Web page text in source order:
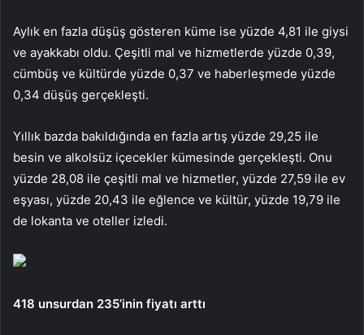
Aylık en fazla düşüş gösteren küme ise yüzde 4,81 ile giysi
ve ayakkabı oldu. Çeşitli mal ve hizmetlerde yüzde 0,39,
cümbüş ve kültürde yüzde 0,37 ve haberleşmede yüzde
0,34 düşüş gerçekleşti.
Yıllık bazda bakıldığında en fazla artış yüzde 29,25 ile
besin ve alkolsüz içecekler kümesinde gerçekleşti. Onu
yüzde 28,08 ile çeşitli mal ve hizmetler, yüzde 27,59 ile ev
eşyası, yüzde 20,43 ile eğlence ve kültür, yüzde 19,79 ile
de lokanta ve oteller izledi.
418 unsurdan 235’inin fiyatı arttı